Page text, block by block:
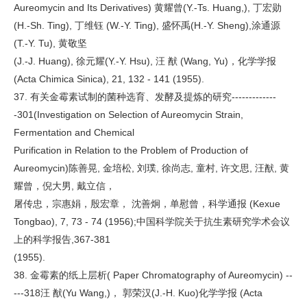
Aureomycin and Its Derivatives) 黄耀曾(Y.-Ts. Huang,), 丁宏勋
(H.-Sh. Ting), 丁维钰 (W.-Y. Ting), 盛怀禹(H.-Y. Sheng),涂通源
(T.-Y. Tu), 黄敬坚
(J.-J. Huang), 徐元耀(Y.-Y. Hsu), 汪 猷 (Wang, Yu)，化学学报
(Acta Chimica Sinica), 21, 132 - 141 (1955).
37. 有关金霉素试制的菌种选育、发酵及提炼的研究-------------
-301(Investigation on Selection of Aureomycin Strain,
Fermentation and Chemical
Purification in Relation to the Problem of Production of
Aureomycin)陈善晃, 金培松, 刘璞, 徐尚志, 童村, 许文思, 汪猷, 黄
耀曾，倪大男, 戴立信，
屠传忠，宗惠娟，殷宏章， 沈善炯，单慰曾，科学通报 (Kexue
Tongbao), 7, 73 - 74 (1956);中国科学院关于抗生素研究学术会议
上的科学报告,367-381
(1955).
38. 金霉素的纸上层析( Paper Chromatography of Aureomycin) --
---318汪 猷(Yu Wang,)， 郭荣汉(J.-H. Kuo)化学学报 (Acta